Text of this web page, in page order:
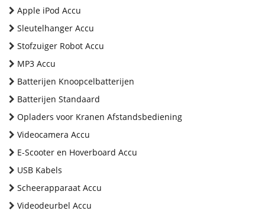
Apple iPod Accu
Sleutelhanger Accu
Stofzuiger Robot Accu
MP3 Accu
Batterijen Knoopcelbatterijen
Batterijen Standaard
Opladers voor Kranen Afstandsbediening
Videocamera Accu
E-Scooter en Hoverboard Accu
USB Kabels
Scheerapparaat Accu
Videodeurbel Accu